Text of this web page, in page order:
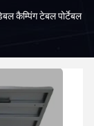
कैम्पिंग टेबल पोर्टेबल